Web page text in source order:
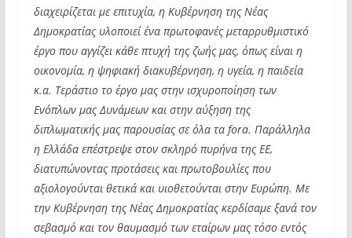
διαχειρίζεται με επιτυχία, η Κυβέρνηση της Νέας
Δημοκρατίας υλοποιεί ένα πρωτοφανές μεταρρυθμιστικό
έργο που αγγίζει κάθε πτυχή της ζωής μας, όπως είναι η
οικονομία, η ψηφιακή διακυβέρνηση, η υγεία, η παιδεία
κ.α. Τεράστιο το έργο μας στην ισχυροποίηση των
Ενόπλων μας Δυνάμεων και στην αύξηση της
διπλωματικής μας παρουσίας σε όλα τα fora. Παράλληλα
η Ελλάδα επέστρεψε στον σκληρό πυρήνα της ΕΕ,
διατυπώνοντας προτάσεις και πρωτοβουλίες που
αξιολογούνται θετικά και υιοθετούνται στην Ευρώπη. Με
την Κυβέρνηση της Νέας Δημοκρατίας κερδίσαμε ξανά τον
σεβασμό και τον θαυμασμό των εταίρων μας τόσο εντός